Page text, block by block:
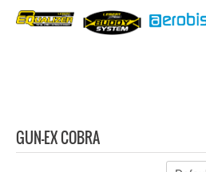
GUN-EX COBRA